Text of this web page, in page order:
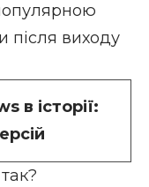
після виходу
в історії: